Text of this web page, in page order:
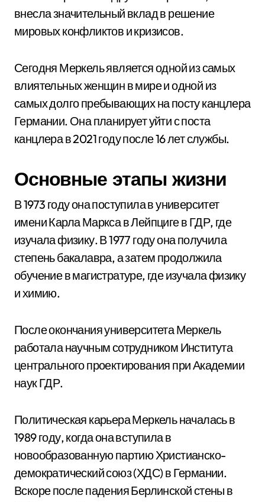
внесла значительный вклад в решение
мировых конфликтов и кризисов.
Сегодня Меркель является одной из самых
влиятельных женщин в мире и одной из
самых долго пребывающих на посту канцлера
Германии. Она планирует уйти с поста
канцлера в 2021 году после 16 лет службы.
Основные этапы жизни
В 1973 году она поступила в университет
имени Карла Маркса в Лейпциге в ГДР, где
изучала физику. В 1977 году она получила
степень бакалавра, а затем продолжила
обучение в магистратуре, где изучала физику
и химию.
После окончания университета Меркель
работала научным сотрудником Института
центрального проектирования при Академии
наук ГДР.
Политическая карьера Меркель началась в
1989 году, когда она вступила в
новообразованную партию Христианско-
демократический союз (ХДС) в Германии.
Вскоре после падения Берлинской стены в